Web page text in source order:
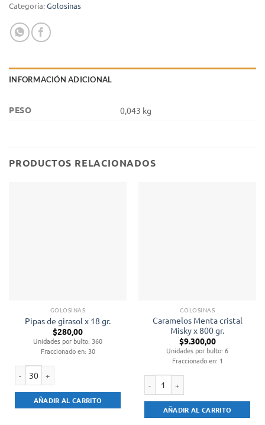
Categoría:Golosinas
INFORMACIÓN ADICIONAL
PESO 0,043 kg
PRODUCTOS RELACIONADOS
GOLOSINAS
Pipas de girasol x 18 gr.
$280,00
Unidades por bulto: 360
Fraccionado en: 30
AÑADIR AL CARRITO
GOLOSINAS
Caramelos Menta cristal
Misky x 800 gr.
$9.300,00
Unidades por bulto: 6
Fraccionado en: 1
AÑADIR AL CARRITO